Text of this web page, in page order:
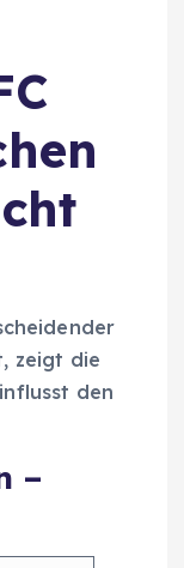
zeigt die
den
–